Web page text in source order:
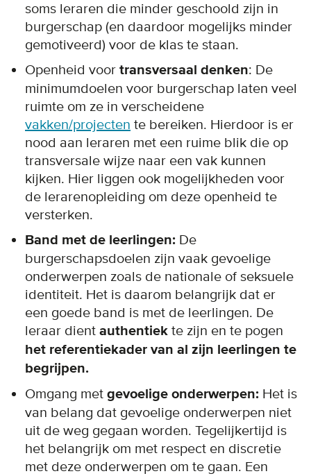
soms leraren die minder geschoold zijn in
burgerschap (en daardoor mogelijks minder
gemotiveerd) voor de klas te staan.
Openheid voor transversaal denken: De
minimumdoelen voor burgerschap laten veel
ruimte om ze in verscheidene
vakken/projecten te bereiken. Hierdoor is er
nood aan leraren met een ruime blik die op
transversale wijze naar een vak kunnen
kijken. Hier liggen ook mogelijkheden voor
de lerarenopleiding om deze openheid te
versterken.
Band met de leerlingen: De
burgerschapsdoelen zijn vaak gevoelige
onderwerpen zoals de nationale of seksuele
identiteit. Het is daarom belangrijk dat er
een goede band is met de leerlingen. De
leraar dient authentiek te zijn en te pogen
het referentiekader van al zijn leerlingen te
begrijpen.
Omgang met gevoelige onderwerpen: Het is
van belang dat gevoelige onderwerpen niet
uit de weg gegaan worden. Tegelijkertijd is
het belangrijk om met respect en discretie
met deze onderwerpen om te gaan. Een